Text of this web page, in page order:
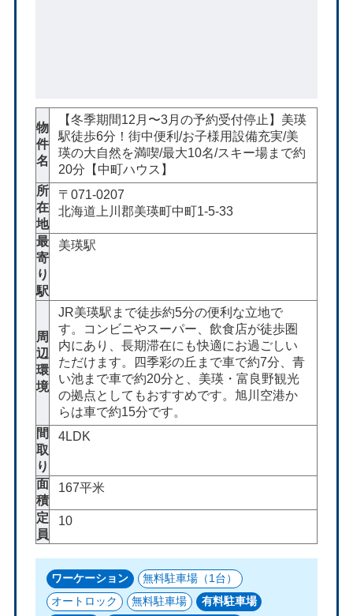
物
件
名
【冬季期間12月〜3月の予約受付停止】美瑛
駅徒歩6分！街中便利/お子様用設備充実/美
瑛の大自然を満喫/最大10名/スキー場まで約
20分【中町ハウス】
所
在
地
〒071-0207
北海道上川郡美瑛町中町1-5-33
最
寄
り
駅
美瑛駅
周
辺
環
境
JR美瑛駅まで徒歩約5分の便利な立地で
す。コンビニやスーパー、飲食店が徒歩圏
内にあり、長期滞在にも快適にお過ごしい
ただけます。四季彩の丘まで車で約7分、青
い池まで車で約20分と、美瑛・富良野観光
の拠点としてもおすすめです。旭川空港か
らは車で約15分です。
間
取
り
4LDK
面
積
167平米
定
員
10
ワーケーション
無料駐車場（1台）
オートロック
無料駐車場
有料駐車場